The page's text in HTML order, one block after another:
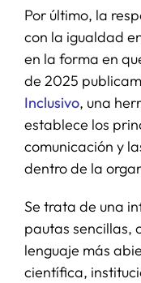
Por último, la
con la igualdad
en la forma en
de 2025
Inclusivo, una
establece los
comunicación y
dentro de la
Se trata de una
pautas sencillas,
lenguaje más
científica,